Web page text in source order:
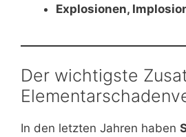
Explosionen,
Der wichtigste
In den letzten Jahren haben